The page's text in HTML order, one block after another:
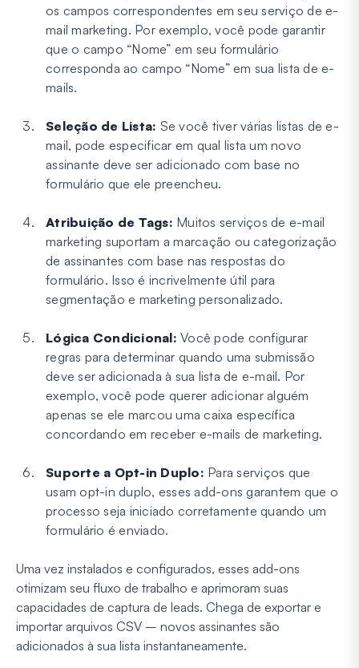
os campos correspondentes em seu serviço de e-
mail marketing. Por exemplo, você pode garantir
que o campo “Nome” em seu formulário
corresponda ao campo “Nome” em sua lista de e-
mails.
Seleção de Lista: Se você tiver várias listas de e-
mail, pode especificar em qual lista um novo
assinante deve ser adicionado com base no
formulário que ele preencheu.
Atribuição de Tags: Muitos serviços de e-mail
marketing suportam a marcação ou categorização
de assinantes com base nas respostas do
formulário. Isso é incrivelmente útil para
segmentação e marketing personalizado.
Lógica Condicional: Você pode configurar
regras para determinar quando uma submissão
deve ser adicionada à sua lista de e-mail. Por
exemplo, você pode querer adicionar alguém
apenas se ele marcou uma caixa específica
concordando em receber e-mails de marketing.
Suporte a Opt-in Duplo: Para serviços que
usam opt-in duplo, esses add-ons garantem que o
processo seja iniciado corretamente quando um
formulário é enviado.
Uma vez instalados e configurados, esses add-ons
otimizam seu fluxo de trabalho e aprimoram suas
capacidades de captura de leads. Chega de exportar e
importar arquivos CSV – novos assinantes são
adicionados à sua lista instantaneamente.